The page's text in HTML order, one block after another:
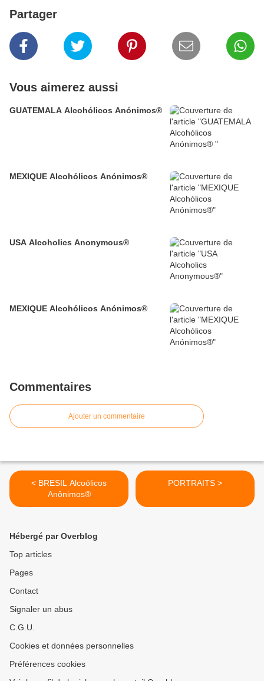
Partager
Vous aimerez aussi
GUATEMALA Alcohólicos Anónimos®
MEXIQUE Alcohólicos Anónimos®
USA Alcoholics Anonymous®
MEXIQUE Alcohólicos Anónimos®
Commentaires
Ajouter un commentaire
< BRESIL Alcoólicos
Anônimos®
PORTRAITS >
Hébergé par Overblog
Top articles
Pages
Contact
Signaler un abus
C.G.U.
Cookies et données personnelles
Préférences cookies